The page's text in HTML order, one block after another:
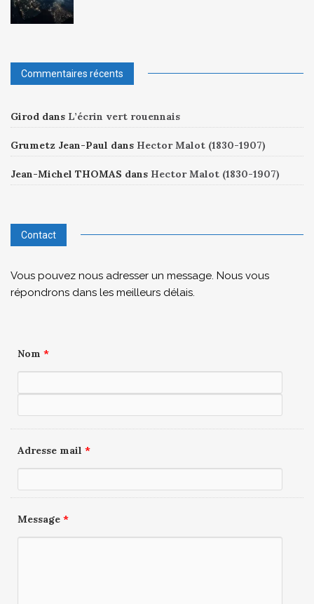
Commentaires récents
Girod dans L’écrin vert rouennais
Grumetz Jean-Paul dans Hector Malot (1830-1907)
Jean-Michel THOMAS dans Hector Malot (1830-1907)
Contact
Vous pouvez nous adresser un message. Nous vous
répondrons dans les meilleurs délais.
Nom *
Adresse mail *
Message *